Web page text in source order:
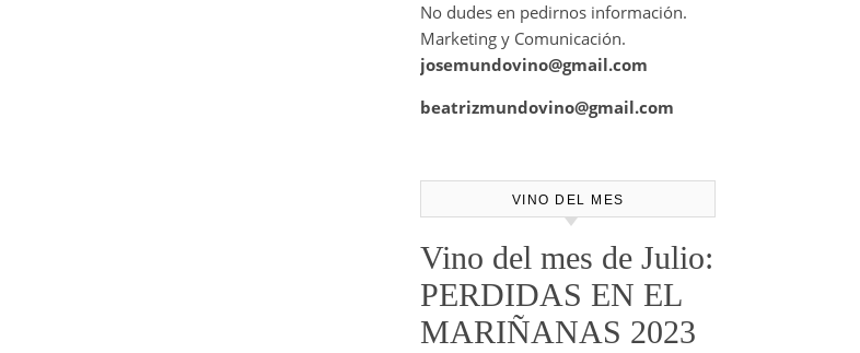
No dudes en pedirnos información.
Marketing y Comunicación.
josemundovino@gmail.com
beatrizmundovino@gmail.com
VINO DEL MES
Vino del mes de Julio:
PERDIDAS EN EL
MARIÑANAS 2023